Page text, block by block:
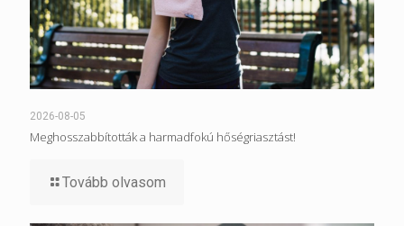
2026-08-05
Meghosszabbították a harmadfokú hőségriasztást!
Tovább olvasom